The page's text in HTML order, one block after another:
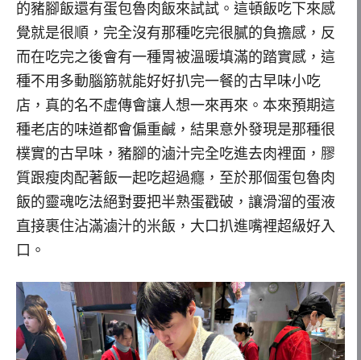
的豬腳飯還有蛋包魯肉飯來試試。這頓飯吃下來感
覺就是很順，完全沒有那種吃完很膩的負擔感，反
而在吃完之後會有一種胃被溫暖填滿的踏實感，這
種不用多動腦筋就能好好扒完一餐的古早味小吃
店，真的名不虛傳會讓人想一來再來。本來預期這
種老店的味道都會偏重鹹，結果意外發現是那種很
樸實的古早味，豬腳的滷汁完全吃進去肉裡面，膠
質跟瘦肉配著飯一起吃超過癮，至於那個蛋包魯肉
飯的靈魂吃法絕對要把半熟蛋戳破，讓滑溜的蛋液
直接裹住沾滿滷汁的米飯，大口扒進嘴裡超級好入
口。